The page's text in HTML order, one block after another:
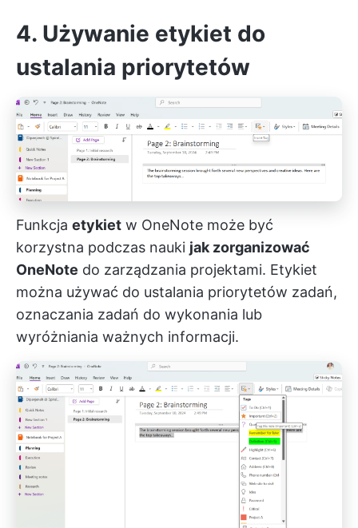
4. Używanie etykiet do
ustalania priorytetów
Funkcja etykiet w OneNote może być
korzystna podczas nauki jak zorganizować
OneNote do zarządzania projektami. Etykiet
można używać do ustalania priorytetów zadań,
oznaczania zadań do wykonania lub
wyróżniania ważnych informacji.